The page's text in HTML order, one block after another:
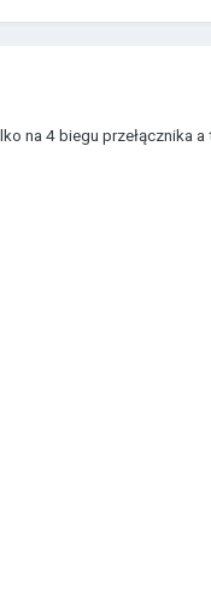
na 4 biegu przełącznika